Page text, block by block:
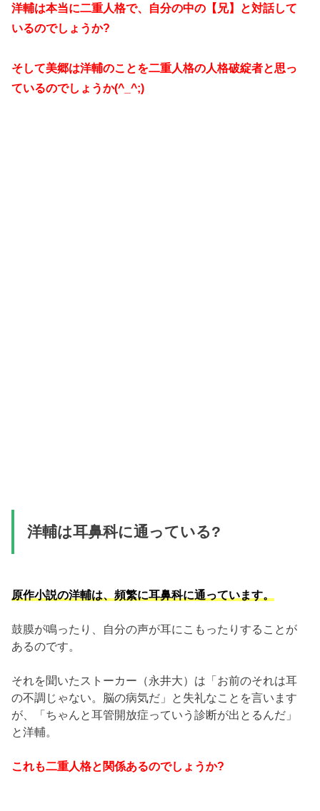
洋輔は本当に二重人格で、自分の中の【兄】と対話して
いるのでしょうか?
そして美郷は洋輔のことを二重人格の人格破綻者と思っ
ているのでしょうか(^_^;)
洋輔は耳鼻科に通っている?
原作小説の洋輔は、頻繁に耳鼻科に通っています。
鼓膜が鳴ったり、自分の声が耳にこもったりすることが
あるのです。
それを聞いたストーカー（永井大）は「お前のそれは耳
の不調じゃない。脳の病気だ」と失礼なことを言います
が、「ちゃんと耳管開放症っていう診断が出とるんだ」
と洋輔。
これも二重人格と関係あるのでしょうか?